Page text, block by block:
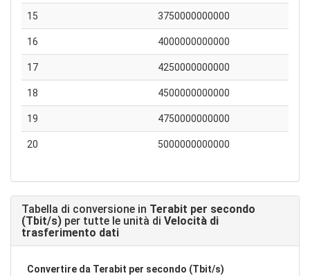
15 3750000000000
16 4000000000000
17 4250000000000
18 4500000000000
19 4750000000000
20 5000000000000
Tabella di conversione in Terabit per secondo
(Tbit/s) per tutte le unità di Velocità di
trasferimento dati
Convertire da Terabit per secondo (Tbit/s)